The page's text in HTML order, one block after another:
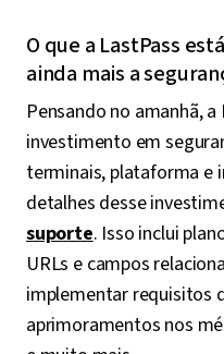
O que a LastPass
ainda mais a
Pensando no amanhã,
investimento em
terminais, plataforma e
detalhes desse
suporte. Isso inclui
URLs e campos
implementar requisitos
aprimoramentos nos